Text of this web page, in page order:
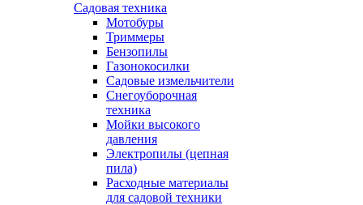
Садовая техника
Мотобуры
Триммеры
Бензопилы
Газонокосилки
Садовые измельчители
Снегоуборочная
техника
Мойки высокого
давления
Электропилы (цепная
пила)
Расходные материалы
для садовой техники